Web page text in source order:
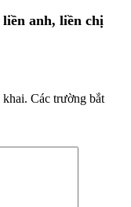
anh, liền chị
khai. Các trường bắt